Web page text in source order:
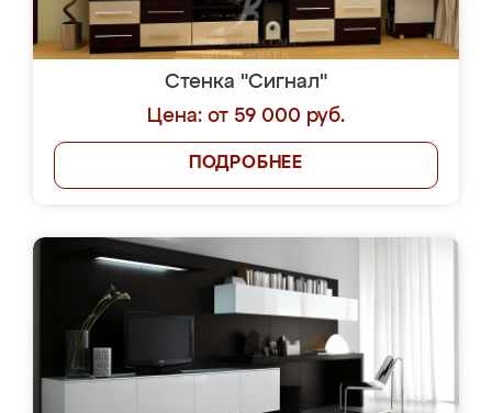
Стенка "Сигнал"
Цена: от 59 000 руб.
ПОДРОБНЕЕ